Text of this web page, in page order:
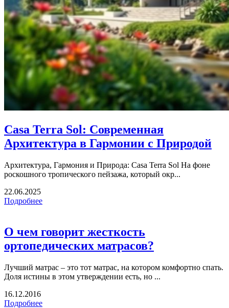
Casa Terra Sol: Современная
Архитектура в Гармонии с Природой
Архитектура, Гармония и Природа: Casa Terra Sol На фоне
роскошного тропического пейзажа, который окр...
22.06.2025
Подробнее
О чем говорит жесткость
ортопедических матрасов?
Лучший матрас – это тот матрас, на котором комфортно спать.
Доля истины в этом утверждении есть, но ...
16.12.2016
Подробнее